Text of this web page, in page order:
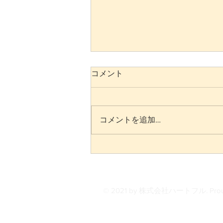
コメント
コメントを追加…